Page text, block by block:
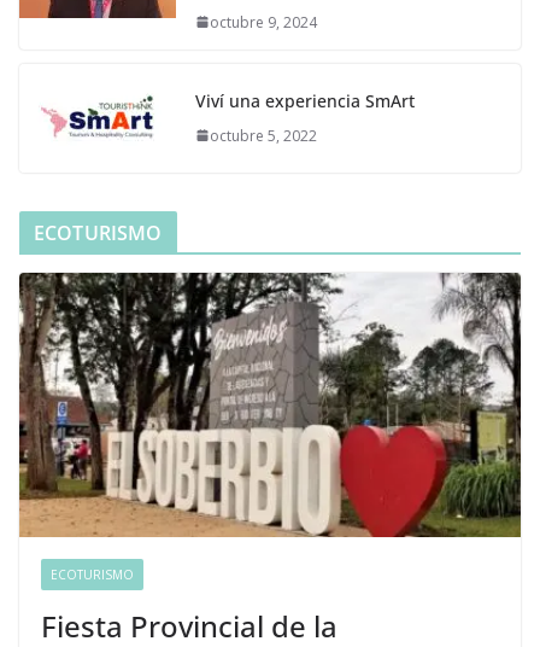
octubre 9, 2024
Viví una experiencia SmArt
octubre 5, 2022
ECOTURISMO
ECOTURISMO
Fiesta Provincial de la